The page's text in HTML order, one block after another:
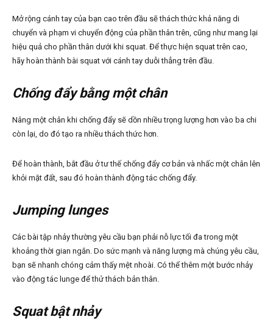
Mở rộng cánh tay của bạn cao trên đầu sẽ thách thức khả năng di
chuyển và phạm vi chuyển động của phần thân trên, cũng như mang lại
hiệu quả cho phần thân dưới khi squat. Để thực hiện squat trên cao,
hãy hoàn thành bài squat với cánh tay duỗi thẳng trên đầu.
Chống đẩy bằng một chân
Nâng một chân khi chống đẩy sẽ dồn nhiều trọng lượng hơn vào ba chi
còn lại, do đó tạo ra nhiều thách thức hơn.
Để hoàn thành, bắt đầu ở tư thế chống đẩy cơ bản và nhấc một chân lên
khỏi mặt đất, sau đó hoàn thành động tác chống đẩy.
Jumping lunges
Các bài tập nhảy thường yêu cầu bạn phải nỗ lực tối đa trong một
khoảng thời gian ngắn. Do sức mạnh và năng lượng mà chúng yêu cầu,
bạn sẽ nhanh chóng cảm thấy mệt nhoài. Có thể thêm một bước nhảy
vào động tác lunge để thử thách bản thân.
Squat bật nhảy